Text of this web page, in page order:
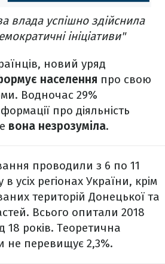
влада успішно здійснила
ініціативи"
новий уряд
населення про свою
Водночас 29%
про діяльність
вона незрозуміла.
проводили з 6 по 11
в усіх регіонах України, крім
територій Донецької та
Всього опитали 2018
18 років. Теоретична
не перевищує 2,3%.